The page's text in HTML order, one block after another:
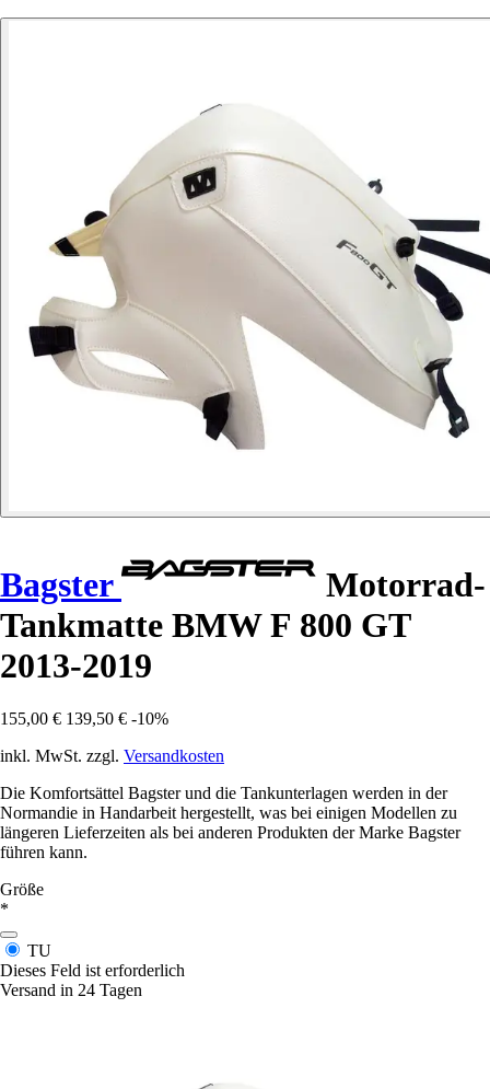
Bagster
Motorrad-
Tankmatte BMW F 800 GT
2013-2019
155,00 € 139,50 € -10%
inkl. MwSt. zzgl. Versandkosten
Die Komfortsättel Bagster und die Tankunterlagen werden in der
Normandie in Handarbeit hergestellt, was bei einigen Modellen zu
längeren Lieferzeiten als bei anderen Produkten der Marke Bagster
führen kann.
Größe
*
TU
Dieses Feld ist erforderlich
Versand in 24 Tagen